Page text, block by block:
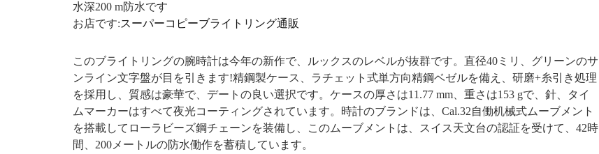
水深200 m防水です
お店です:スーパーコピーブライトリング通販
このブライトリングの腕時計は今年の新作で、ルックスのレベルが抜群です。直径40ミリ、グリーンのサ
ンライン文字盤が目を引きます!精鋼製ケース、ラチェット式単方向精鋼ベゼルを備え、研磨+糸引き処理
を採用し、質感は豪華で、デートの良い選択です。ケースの厚さは11.77 mm、重さは153 gで、針、タイ
ムマーカーはすべて夜光コーティングされています。時計のブランドは、Cal.32自働机械式ムーブメント
を搭載してローラビーズ鋼チェーンを装備し、このムーブメントは、スイス天文台の認証を受けて、42時
間、200メートルの防水働作を蓄積しています。